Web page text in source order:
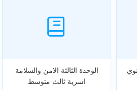
الوحدة الثالثة الامن والسلامة
اسرية ثالث متوسط